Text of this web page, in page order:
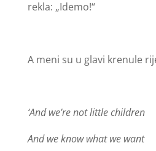
rekla: „Idemo!“
A meni su u glavi krenule
‘And we’re not little children
And we know what we want